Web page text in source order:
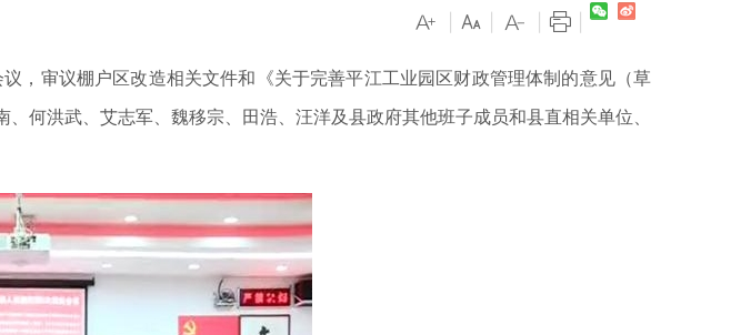
，审议棚户区改造相关文件和《关于完善平江工业园区财政管理体制的意见（草
何洪武、艾志军、魏移宗、田浩、汪洋及县政府其他班子成员和县直相关单位、